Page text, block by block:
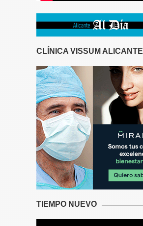
CLÍNICA VISSUM ALICANTE
TIEMPO NUEVO